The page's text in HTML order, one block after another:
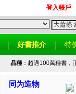
登入帳戶
好書推介 特
品種：超過100萬種書，
同为造物